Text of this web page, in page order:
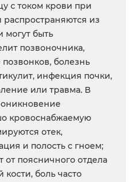
с током крови при
из
могут быть
позвоночника,
болезнь
инфекция почки,
или травма. В
кровоснабжаемую
отек,
и полость с гноем;
поясничного отдела
боль часто